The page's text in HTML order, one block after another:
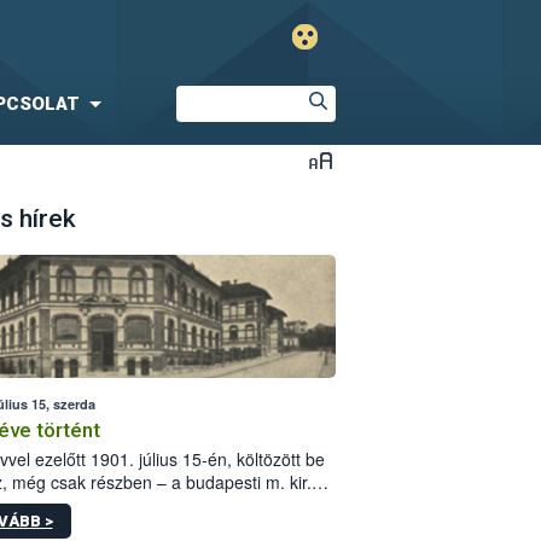
hírek
15, szerda
történt
ezelőtt 1901. július 15-én, költözött be
még csak részben – a budapesti m. kir.
állomás a Kis Rókus utca
alatti, Czigler Győző által tervezett új
>